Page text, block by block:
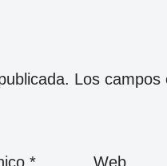
Los campos
* Web